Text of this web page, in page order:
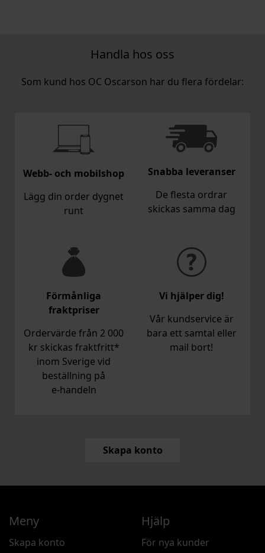
Handla hos oss
Som kund hos OC Oscarson har du flera fördelar:
Webb- och mobilshop
Lägg din order dygnet
runt
Snabba leveranser
De flesta ordrar
skickas samma dag
Förmånliga
fraktpriser
Ordervärde från 2 000
kr skickas fraktfritt*
inom Sverige vid
beställning på
e‑handeln
Vi hjälper dig!
Vår kundservice är
bara ett samtal eller
mail bort!
Skapa konto
Meny
Skapa konto
Hjälp
För nya kunder